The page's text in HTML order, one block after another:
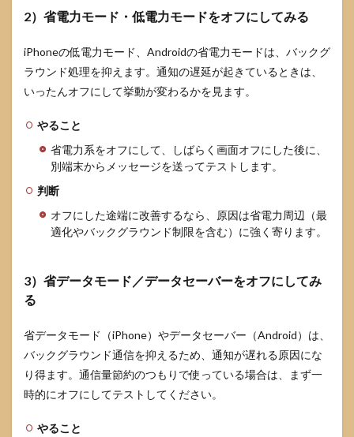
6.2
の相
手だ
け来
ない
な
6.3
も同
状の
とき
2）省電力モード・低電力モードをオフにしてみる
iPhoneの低電力モード、Androidの省電力モードは、バックグ
ラウンド処理を抑えます。通知の遅延が起きているときは、
いったんオフにして挙動が変わるかを見ます。
やること
省電力系をオフにして、しばらく画面オフにした後に、
別端末からメッセージを送ってテストします。
判断
オフにした途端に改善するなら、原因は省電力周辺（最
適化やバックグラウンド制限を含む）に強く寄ります。
3）省データモード／データセーバーをオフにしてみ
る
省データモード（iPhone）やデータセーバー（Android）は、
バックグラウンド通信を抑えるため、通知が遅れる原因にな
り得ます。通信量節約のつもりで使っている場合は、まず一
時的にオフにしてテストしてください。
やること